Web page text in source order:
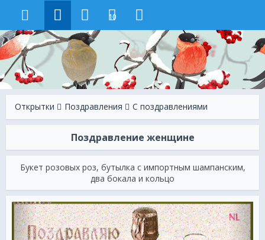
10
Открытки Поздравления С поздравлениями
Поздравление женщине
Букет розовых роз, бутылка с импортным шампанским,
два бокала и кольцо